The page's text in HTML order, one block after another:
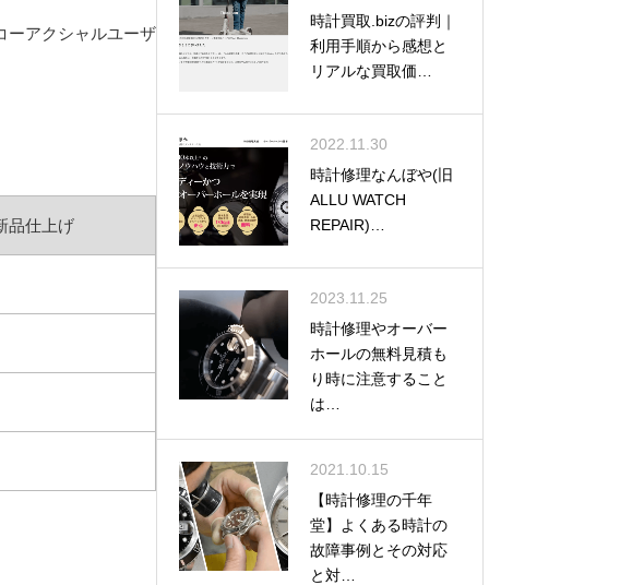
ーアクシャルユーザ
品仕上げ
時計買取.bizの評判｜
利用手順から感想と
リアルな買取価…
2022.11.30
時計修理なんぼや(旧
ALLU WATCH
REPAIR)…
2023.11.25
時計修理やオーバー
ホールの無料見積も
り時に注意すること
は…
2021.10.15
【時計修理の千年
堂】よくある時計の
故障事例とその対応
と対…